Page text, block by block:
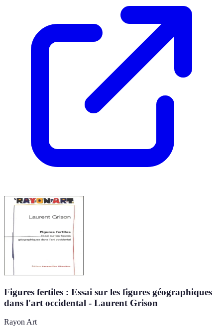
Figures fertiles : Essai sur les figures géographiques
dans l'art occidental - Laurent Grison
Rayon Art